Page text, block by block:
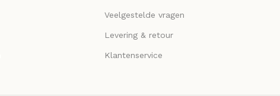
Veelgestelde vragen
Levering & retour
Klantenservice